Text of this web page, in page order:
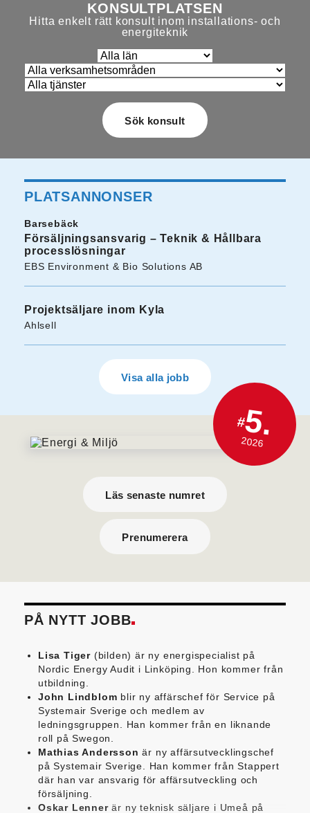
KONSULTPLATSEN
Hitta enkelt rätt konsult inom installations- och
energiteknik
PLATSANNONSER
Barsebäck
Försäljningsansvarig – Teknik & Hållbara
processlösningar
EBS Environment & Bio Solutions AB
Projektsäljare inom Kyla
Ahlsell
Visa alla jobb
#5.
2026
Läs senaste numret
Prenumerera
PÅ NYTT JOBB
Lisa Tiger (bilden) är ny energispecialist på
Nordic Energy Audit i Linköping. Hon kommer från
utbildning.
John Lindblom blir ny affärschef för Service på
Systemair Sverige och medlem av
ledningsgruppen. Han kommer från en liknande
roll på Swegon.
Mathias Andersson är ny affärsutvecklingschef
på Systemair Sverige. Han kommer från Stappert
där han var ansvarig för affärsutveckling och
försäljning.
Oskar Lennerär ny teknisk säljare i Umeå på